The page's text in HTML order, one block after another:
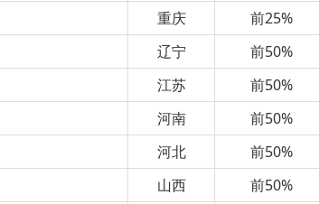
重庆
前25%
辽宁
前50%
江苏
前50%
河南
前50%
河北
前50%
山西
前50%